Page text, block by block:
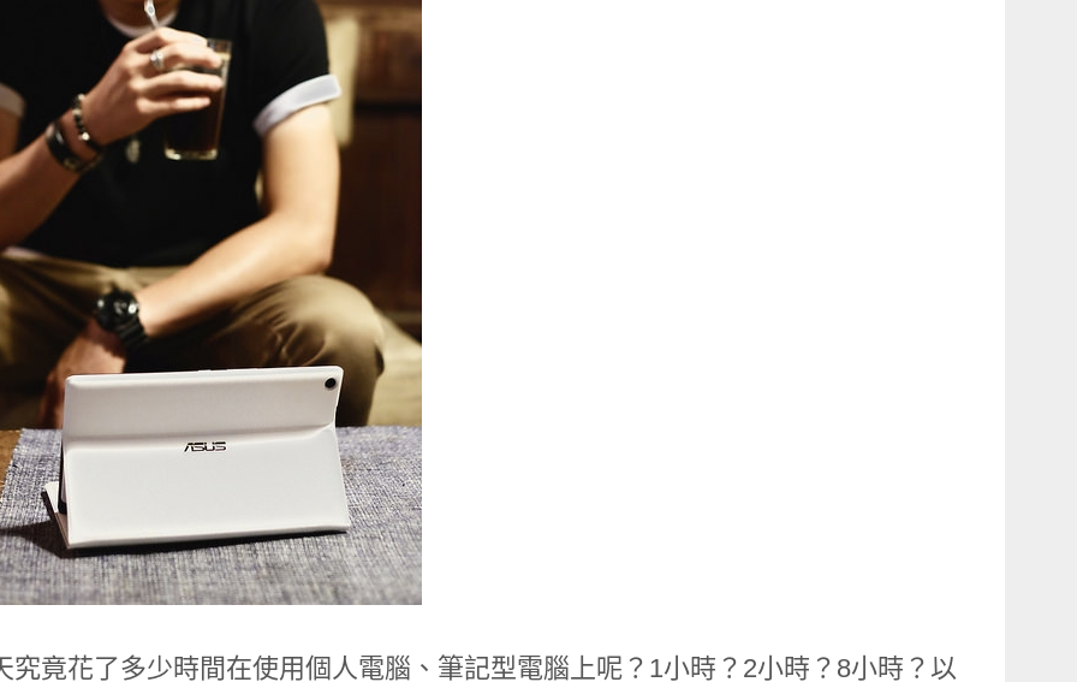
究竟花了多少時間在使用個人電腦、筆記型電腦上呢？1小時？2小時？8小時？以